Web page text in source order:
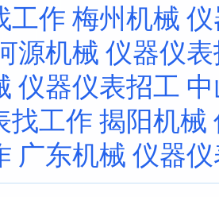
工作 梅州机械
源机械 仪器仪
仪器仪表招工
找工作 揭阳机械
广东机械 仪器